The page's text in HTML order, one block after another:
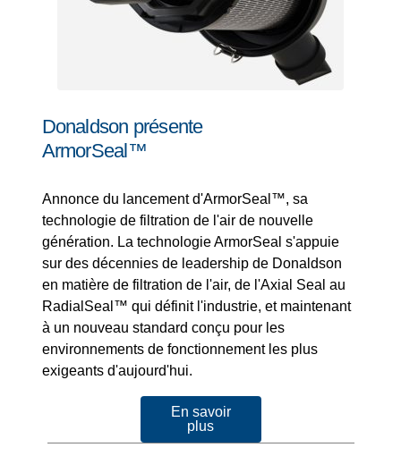
Donaldson présente
ArmorSeal™
Annonce du lancement d'ArmorSeal™, sa
technologie de filtration de l'air de nouvelle
génération. La technologie ArmorSeal s'appuie
sur des décennies de leadership de Donaldson
en matière de filtration de l'air, de l'Axial Seal au
RadialSeal™ qui définit l'industrie, et maintenant
à un nouveau standard conçu pour les
environnements de fonctionnement les plus
exigeants d'aujourd'hui.
En savoir
plus